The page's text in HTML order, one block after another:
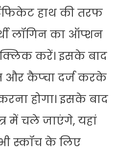
हाथ की तरफ
लॉगिन का ऑप्शन
क्लिक करें। इसके बाद
और कैप्चा दर्ज करके
होगा। इसके बाद
में चले जाएंगे, यहां
स्कॉच के लिए